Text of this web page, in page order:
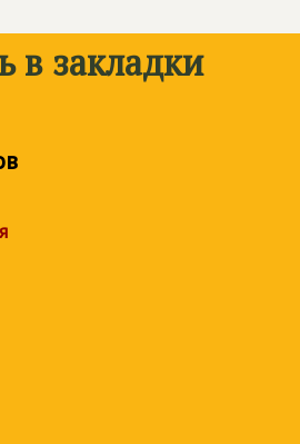
в закладки